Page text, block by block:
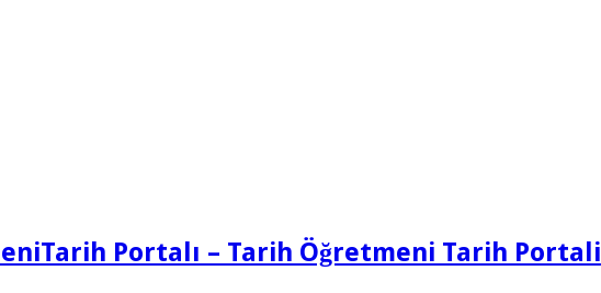
Tarih Portalı – Tarih Öğretmeni Tarih Portali